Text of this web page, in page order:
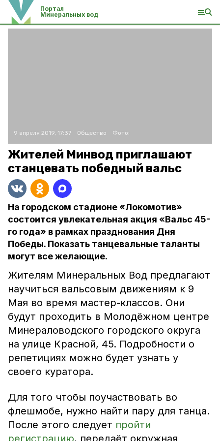
Портал
Минеральных вод
9 апреля 2019, 17:37 Общество Фото:
Жителей Минвод приглашают
станцевать победный вальс
На городском стадионе «Локомотив»
состоится увлекательная акция «Вальс 45-
го года» в рамках празднования Дня
Победы. Показать танцевальные таланты
могут все желающие.
Жителям Минеральных Вод предлагают
научиться вальсовым движениям к 9
Мая во время мастер-классов. Они
будут проходить в Молодёжном центре
Минераловодского городского округа
на улице Красной, 45. Подробности о
репетициях можно будет узнать у
своего куратора.
Для того чтобы поучаствовать во
флешмобе, нужно найти пару для танца.
После этого следует пройти
регистрацию, передаёт окружная